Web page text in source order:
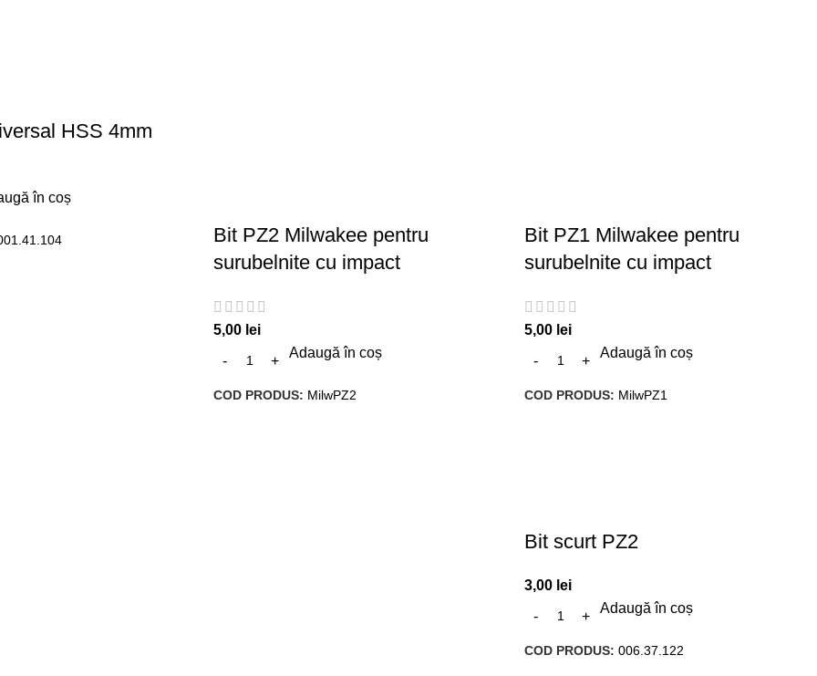
HSS 4mm
în coș
Bit PZ2 Milwakee pentru
surubelnite cu impact
5,00 lei
Adaugă în coș
COD PRODUS: MilwPZ2
Bit PZ1 Milwakee pentru
surubelnite cu impact
5,00 lei
Adaugă în coș
COD PRODUS: MilwPZ1
Bit scurt PZ2
3,00 lei
Adaugă în coș
COD PRODUS: 006.37.122